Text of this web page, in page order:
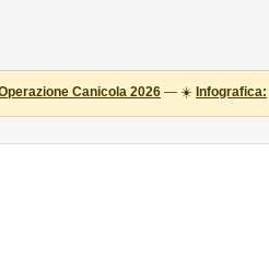
Canicola 2026 — ☀️ Infografica: